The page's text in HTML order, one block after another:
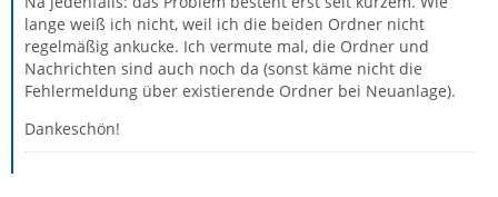
lange weiß ich nicht, weil ich die beiden Ordner nicht
regelmäßig ankucke. Ich vermute mal, die Ordner und
Nachrichten sind auch noch da (sonst käme nicht die
Fehlermeldung über existierende Ordner bei Neuanlage).
Dankeschön!